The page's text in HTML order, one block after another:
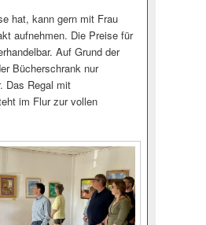
hat, kann gern mit Frau
aufnehmen. Die Preise für
Auf Grund der
Bücherschrank nur
Das Regal mit
im Flur zur vollen